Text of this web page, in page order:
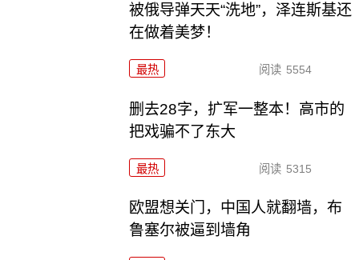
被俄导弹天天“洗地”，泽连斯基还
在做着美梦！
最热 阅读 5554
删去28字，扩军一整本！高市的
把戏骗不了东大
最热 阅读 5315
欧盟想关门，中国人就翻墙，布
鲁塞尔被逼到墙角